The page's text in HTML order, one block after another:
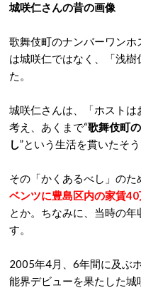
城咲仁さんの昔の画像
歌舞伎町のナンバーワン
は城咲仁ではなく、「浅
た。
城咲仁さんは、「ホストは
考え、あくまで“歌舞伎町
し”という生活を貫いたそう
その「かくあるべし」のた
ベンツに豊島区内の家賃
とか。ちなみに、当時の年
す。
2005年4月、6年間に及ぶ
能界デビューを果たした城